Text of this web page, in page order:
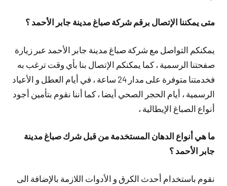
متى يمكننا الإتصال برقم شركة صباغ مدينة جابر الأحمد ؟
يمكنكم التواصل مع شركة صباغ مدينة جابر الأحمد عبر زيارة
صفحتنا الرسمية ، كما يمكنكم الإتصال بنا بأي وقت ترغب به
فخدمتنا متوفرة على مدار 24 ساعة ، في أيام العطل و الأعياد
الرسمية ، أيام الحجر الصحي أيضا ، كما أننا نقوم بتأمين أجود
أنواع الصباغ الإيطالية ،
ما هي أنواع الدهان المستخدمة من قبل شرك صباغ مدينة
جابر الأحمد ؟
نقوم باستخدام أحدث الكرق و الأدوات اللازمة بالإضافة الى